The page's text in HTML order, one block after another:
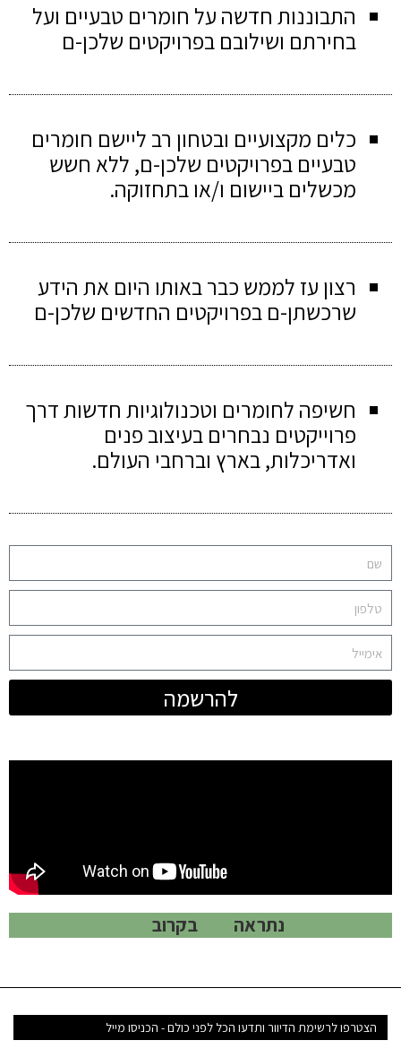
התבוננות חדשה על חומרים טבעיים ועל
בחירתם ושילובם בפרויקטים שלכן-ם
כלים מקצועיים ובטחון רב ליישם חומרים
טבעיים בפרויקטים שלכן-ם, ללא חשש
מכשלים ביישום ו/או בתחזוקה.
רצון עז לממש כבר באותו היום את הידע
שרכשתן-ם בפרויקטים החדשים שלכן-ם
חשיפה לחומרים וטכנולוגיות חדשות דרך
פרוייקטים נבחרים בעיצוב פנים
ואדריכלות, בארץ וברחבי העולם.
להרשמה
נתראה בקרוב
דואר
אלקטרוני